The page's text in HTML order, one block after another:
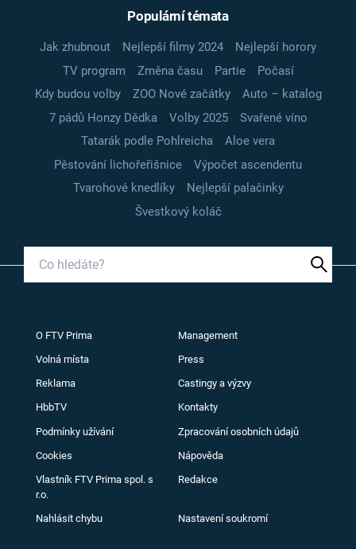
Populární témata
Jak zhubnout Nejlepší filmy 2024
Nejlepší horory
TV program
Změna času Partie
Počasí
Kdy budou volby
ZOO Nové začátky
Auto – katalog
7 pádů Honzy Dědka
Volby 2025
Svařené víno
Tatarák podle Pohlreicha
Aloe vera
Pěstování lichořeřišnice
Výpočet ascendentu
Tvarohové knedlíky
Nejlepší palačinky
Švestkový koláč
O FTV Prima Management
Volná místa Press
Reklama Castingy a výzvy
HbbTV Kontakty
Podmínky užívání Zpracování osobních údajů
Cookies Nápověda
Vlastník FTV Prima spol. s
r.o.
Redakce
Nahlásit chybu Nastavení soukromí